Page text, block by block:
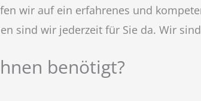
wir auf ein erfahrenes und
sind wir jederzeit für Sie da. Wir
benötigt?